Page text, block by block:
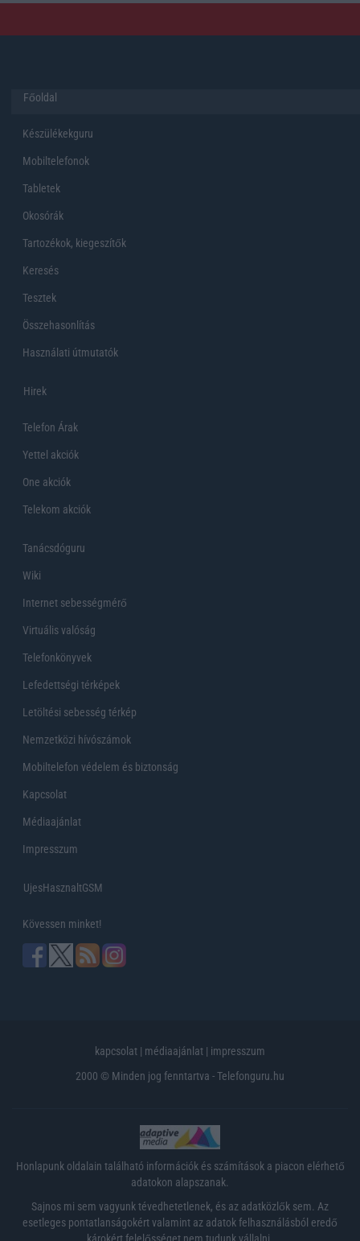
Főoldal
Készülékekguru
Mobiltelefonok
Tabletek
Okosórák
Tartozékok, kiegeszítők
Keresés
Tesztek
Összehasonlítás
Használati útmutatók
Hirek
Telefon Árak
Yettel akciók
One akciók
Telekom akciók
Tanácsdóguru
Wiki
Internet sebességmérő
Virtuális valóság
Telefonkönyvek
Lefedettségi térképek
Letöltési sebesség térkép
Nemzetközi hívószámok
Mobiltelefon védelem és biztonság
Kapcsolat
Médiaajánlat
Impresszum
UjesHasznaltGSM
Kövessen minket!
kapcsolat | médiaajánlat | impresszum
2000 © Minden jog fenntartva - Telefonguru.hu
Honlapunk oldalain található információk és számítások a piacon elérhető
adatokon alapszanak.
Sajnos mi sem vagyunk tévedhetetlenek, és az adatközlők sem. Az
esetleges pontatlanságokért valamint az adatok felhasználásból eredő